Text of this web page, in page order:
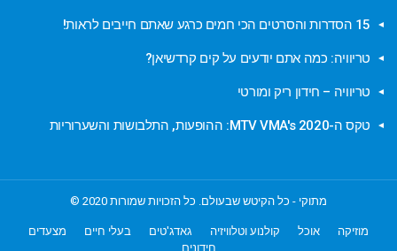
15 הסדרות והסרטים הכי חמים כרגע שאתם חייבים לראות!
טריוויה: כמה אתם יודעים על קים קרדשיאן?
טריוויה – חידון ריק ומורטי
טקס ה-MTV VMA's 2020: ההופעות, התלבושות והשערוריות
מתוקי - כל הקיטש שבעולם. כל הזכויות שמורות 2020 ©
מוזיקה אוכל קולנוע וטלוויזיה גאדג'טים בעלי חיים
מצעדים
חידונים